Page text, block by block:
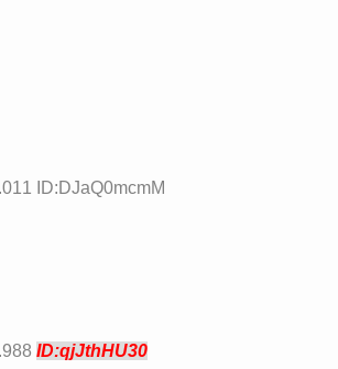
ID:DJaQ0mcmM
ID:qjJthHU30